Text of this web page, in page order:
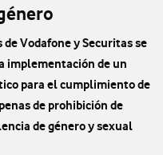
Vodafone y Securitas se
implementación de un
para el cumplimiento de
de prohibición de
de género y sexual